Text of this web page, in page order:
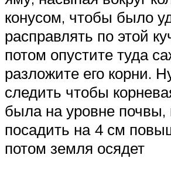
конусом, чтобы было
расправлять по этой
потом опустите туда
разложите его корни.
следить чтобы
была на уровне
посадить на 4 см
потом земля осядет